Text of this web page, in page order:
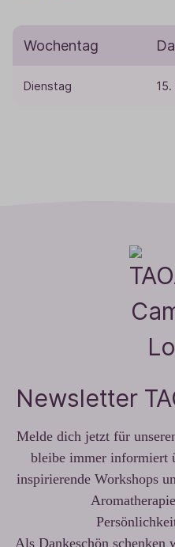
Wochentag
Dienstag
Newsletter
Melde dich jetzt für
bleibe immer informiert
inspirierende Workshops
Als Dankeschön schenken